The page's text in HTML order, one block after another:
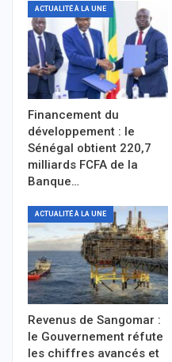
ACTUALITÉ À LA UNE
Financement du
développement : le
Sénégal obtient 220,7
milliards FCFA de la
Banque…
ACTUALITÉ À LA UNE
Revenus de Sangomar :
le Gouvernement réfute
les chiffres avancés et